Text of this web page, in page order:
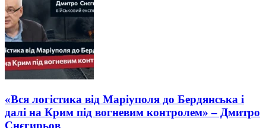
«Вся логістика від Маріуполя до Бердянська і
далі на Крим під вогневим контролем» – Дмитро
Снєгирьов